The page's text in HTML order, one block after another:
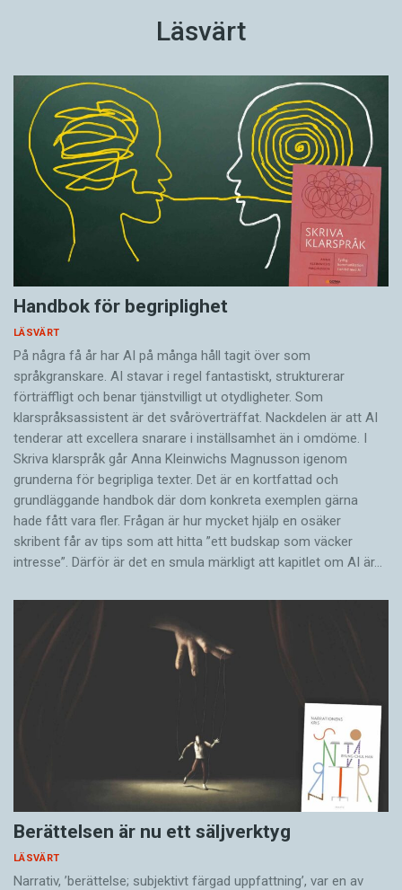
Läsvärt
Handbok för begriplighet
LÄSVÄRT
På några få år har AI på många håll tagit över som
språkgranskare. AI stavar i regel fantastiskt, strukturerar
förträffligt och benar tjänstvilligt ut otydligheter. Som
klarspråksassistent är det svår­överträffat. Nack­delen är att AI
tenderar att excellera snarare i inställsamhet än i omdöme. I
Skriva klarspråk går Anna Kleinwichs Magnusson igenom
grunderna för begripliga texter. Det är en kortfattad och
grundläggande handbok där dom konkreta exemplen gärna
hade fått vara fler. Frågan är hur mycket hjälp en osäker
skribent får av tips som att hitta ”ett budskap som väcker
intresse”. Därför är det en smula märkligt att kapitlet om AI är…
Berättelsen är nu ett säljverktyg
LÄSVÄRT
Narrativ, ’berättelse; subjektivt färgad uppfattning’, var en av